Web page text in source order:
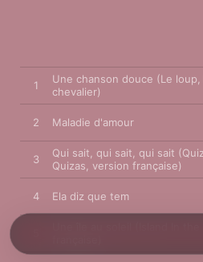
1
Une chanson douce (Le
chevalier)
2 Maladie d'amour
3
Qui sait, qui sait, qui sait
Quizas, version française)
4 Ela diz que tem